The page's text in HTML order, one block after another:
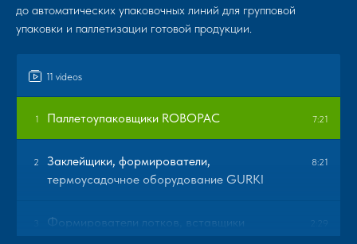
11 videos
1 Паллетоупаковщики ROBOPAC 7:21
2
Заклейщики, формирователи,
термоусадочное оборудование GURKI
8:21
Формирователи лотков, вставщики
до автоматических упаковочных линий для групповой
упаковки и паллетизации готовой продукции.